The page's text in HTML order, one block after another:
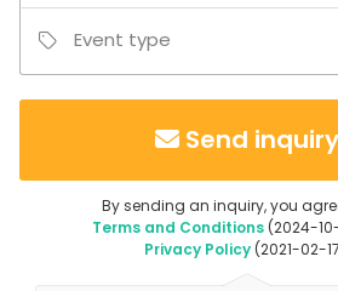
tanssinopetusta tai vaikkapa
myymälöiden tuotteista. Kysy
yhteydessä.
Osalle tapahtumista on kiinteät
Event type
Send inquiry
By sending an inquiry, you
Terms and Conditions(2024-
Privacy Policy(2021-02-